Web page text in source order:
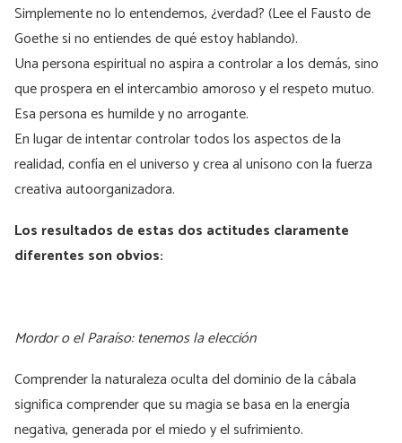
Simplemente no lo entendemos, ¿verdad? (Lee el Fausto de
Goethe si no entiendes de qué estoy hablando).
Una persona espiritual no aspira a controlar a los demás, sino
que prospera en el intercambio amoroso y el respeto mutuo.
Esa persona es humilde y no arrogante.
En lugar de intentar controlar todos los aspectos de la
realidad, confía en el universo y crea al unísono con la fuerza
creativa autoorganizadora.
Los resultados de estas dos actitudes claramente
diferentes son obvios:
Mordor o el Paraíso: tenemos la elección
Comprender la naturaleza oculta del dominio de la cábala
significa comprender que su magia se basa en la energía
negativa, generada por el miedo y el sufrimiento.